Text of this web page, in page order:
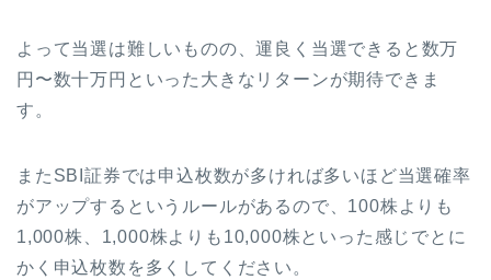
よって当選は難しいものの、運良く当選できると数万
円〜数十万円といった大きなリターンが期待できま
す。
またSBI証券では申込枚数が多ければ多いほど当選確率
がアップするというルールがあるので、100株よりも
1,000株、1,000株よりも10,000株といった感じでとに
かく申込枚数を多くしてください。